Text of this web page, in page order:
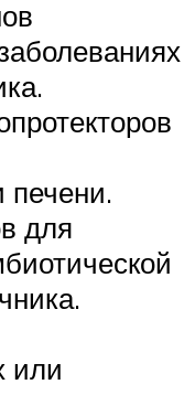
печени.
для
или